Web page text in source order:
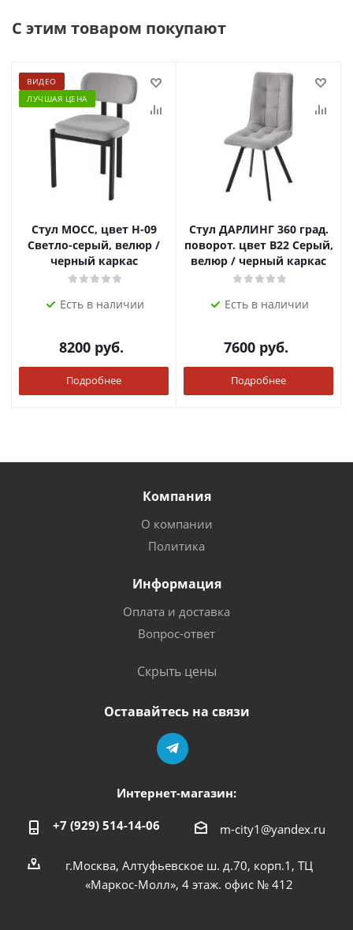
С этим товаром покупают
ВИДЕО
ЛУЧШАЯ ЦЕНА
Стул МОСС, цвет H-09
Светло-серый, велюр /
черный каркас
Есть в наличии
8200руб.
Подробнее
Стул ДАРЛИНГ 360 град.
поворот. цвет B22 Серый,
велюр / черный каркас
Есть в наличии
7600руб.
Подробнее
Компания
О компании
Политика
Информация
Оплата и доставка
Вопрос-ответ
Скрыть цены
Оставайтесь на связи
Интернет-магазин:
+7 (929) 514-14-06 m-city1@yandex.ru
г.Москва, Алтуфьевское ш. д.70, корп.1, ТЦ
«Маркос-Молл», 4 этаж. офис № 412